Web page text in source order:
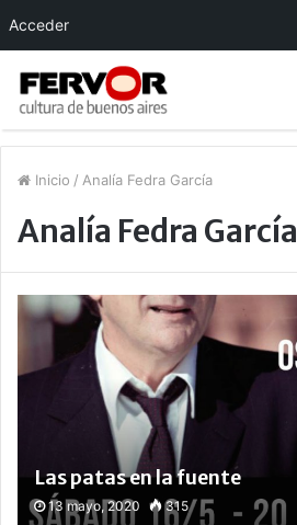
Inicio / Analía Fedra García
Analía Fedra García
Las patas en la fuente
13 mayo, 2020 315
Acceder